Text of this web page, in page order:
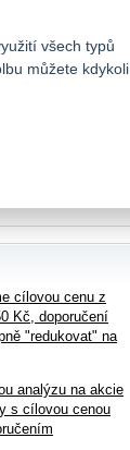
cílovou cenu z
Kč, doporučení
"redukovat" na
analýzu na akcie
s cílovou cenou
všech typů
můžete kdykoli